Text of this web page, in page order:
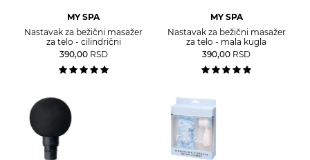
MY SPA
Nastavak za bežični masažer
za telo - cilindrični
390,00 RSD
MY SPA
Nastavak za bežični masažer
za telo - mala kugla
390,00 RSD